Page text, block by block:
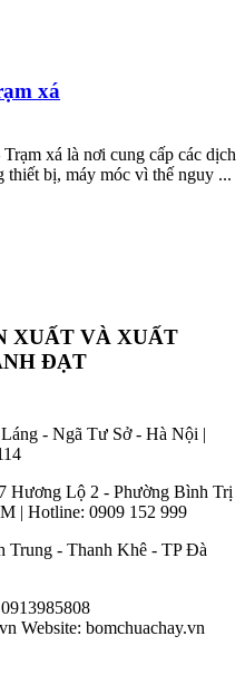
xá
xá là nơi cung cấp các dịch
thiết bị, máy móc vì thế nguy ...
XUẤT VÀ XUẤT
ĐẠT
- Ngã Tư Sở - Hà Nội |
Hương Lộ 2 - Phường Bình Trị
| Hotline: 0909 152 999
- Thanh Khê - TP Đà
Website: bomchuachay.vn